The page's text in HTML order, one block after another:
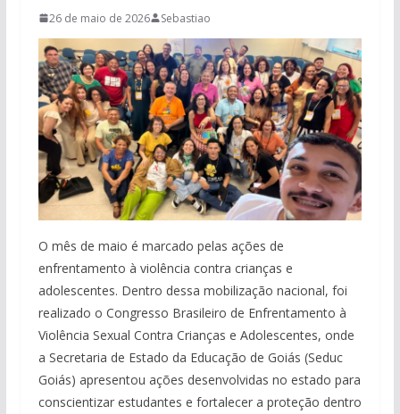
26 de maio de 2026 Sebastiao
O mês de maio é marcado pelas ações de
enfrentamento à violência contra crianças e
adolescentes. Dentro dessa mobilização nacional, foi
realizado o Congresso Brasileiro de Enfrentamento à
Violência Sexual Contra Crianças e Adolescentes, onde
a Secretaria de Estado da Educação de Goiás (Seduc
Goiás) apresentou ações desenvolvidas no estado para
conscientizar estudantes e fortalecer a proteção dentro